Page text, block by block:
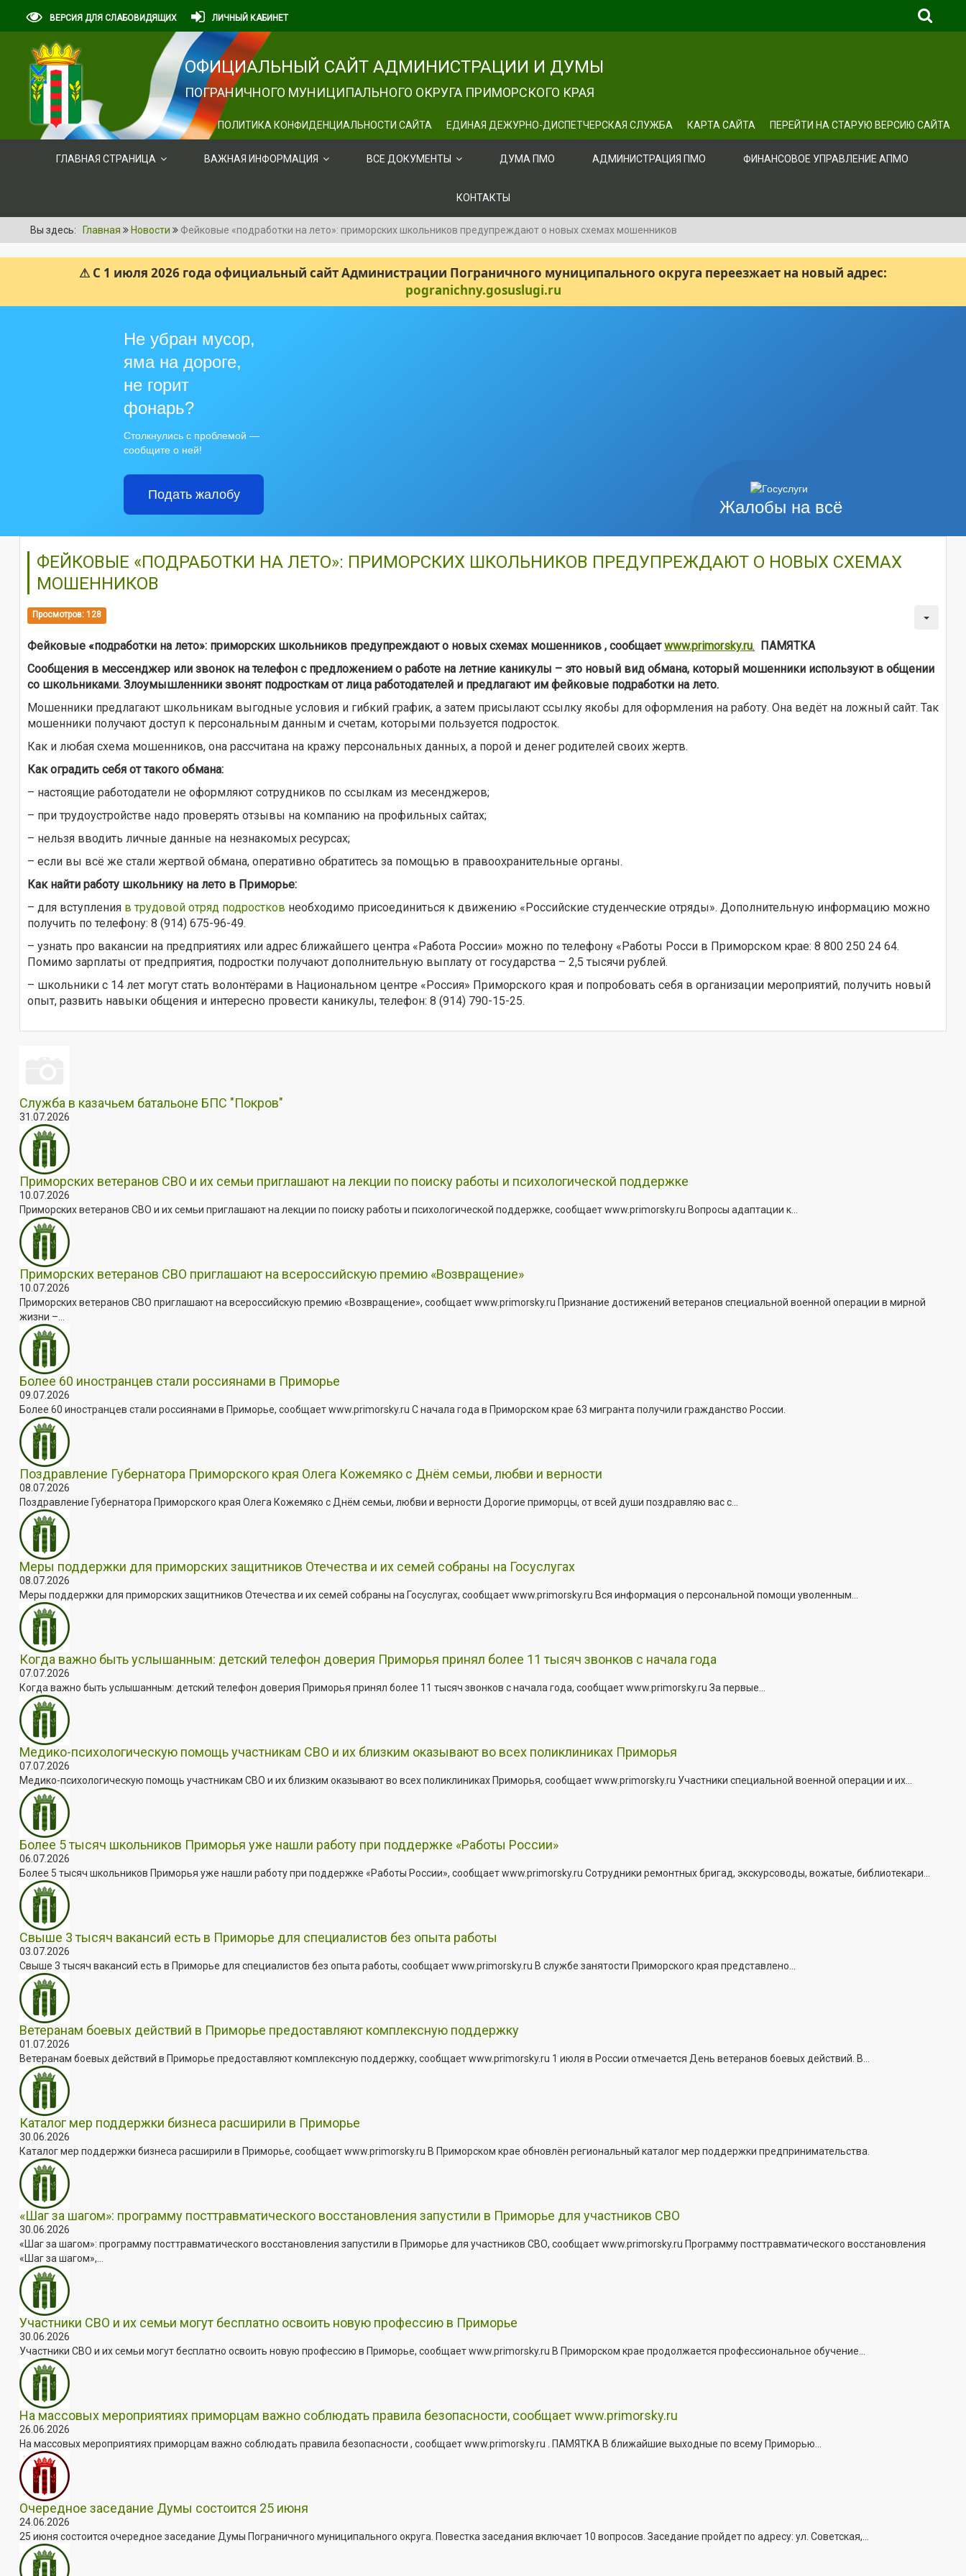
ВЕРСИЯ ДЛЯ СЛАБОВИДЯЩИХ ЛИЧНЫЙ КАБИНЕТ
ОФИЦИАЛЬНЫЙ САЙТ АДМИНИСТРАЦИИ И ДУМЫ
ПОГРАНИЧНОГО МУНИЦИПАЛЬНОГО ОКРУГА ПРИМОРСКОГО КРАЯ
ПОЛИТИКА КОНФИДЕНЦИАЛЬНОСТИ САЙТА ЕДИНАЯ ДЕЖУРНО-ДИСПЕТЧЕРСКАЯ СЛУЖБА КАРТА САЙТА ПЕРЕЙТИ НА СТАРУЮ ВЕРСИЮ САЙТА
ГЛАВНАЯ СТРАНИЦА ВАЖНАЯ ИНФОРМАЦИЯ ВСЕ ДОКУМЕНТЫ ДУМА ПМО АДМИНИСТРАЦИЯ ПМО ФИНАНСОВОЕ УПРАВЛЕНИЕ АПМО
КОНТАКТЫ
Вы здесь: Главная Новости Фейковые «подработки на лето»: приморских школьников предупреждают о новых схемах мошенников
⚠ С 1 июля 2026 года официальный сайт Администрации Пограничного муниципального округа переезжает на новый адрес:
pogranichny.gosuslugi.ru
Жалобы на всё
Не убран мусор,
яма на дороге,
не горит
фонарь?
Столкнулись с проблемой —
сообщите о ней!
Подать жалобу
ФЕЙКОВЫЕ «ПОДРАБОТКИ НА ЛЕТО»: ПРИМОРСКИХ ШКОЛЬНИКОВ ПРЕДУПРЕЖДАЮТ О НОВЫХ СХЕМАХ
МОШЕННИКОВ
Просмотров: 128
Фейковые «подработки на лето»: приморских школьников предупреждают о новых схемах мошенников , сообщаетwww.primorsky.ru. ПАМЯТКА
Сообщения в мессенджер или звонок на телефон с предложением о работе на летние каникулы – это новый вид обмана, который мошенники используют в общении
со школьниками. Злоумышленники звонят подросткам от лица работодателей и предлагают им фейковые подработки на лето.
Мошенники предлагают школьникам выгодные условия и гибкий график, а затем присылают ссылку якобы для оформления на работу. Она ведёт на ложный сайт. Так
мошенники получают доступ к персональным данным и счетам, которыми пользуется подросток.
Как и любая схема мошенников, она рассчитана на кражу персональных данных, а порой и денег родителей своих жертв.
Как оградить себя от такого обмана:
– настоящие работодатели не оформляют сотрудников по ссылкам из месенджеров;
– при трудоустройстве надо проверять отзывы на компанию на профильных сайтах;
– нельзя вводить личные данные на незнакомых ресурсах;
– если вы всё же стали жертвой обмана, оперативно обратитесь за помощью в правоохранительные органы.
Как найти работу школьнику на лето в Приморье:
– для вступления в трудовой отряд подростков необходимо присоединиться к движению «Российские студенческие отряды». Дополнительную информацию можно
получить по телефону: 8 (914) 675-96-49.
– узнать про вакансии на предприятиях или адрес ближайшего центра «Работа России» можно по телефону «Работы Росси в Приморском крае: 8 800 250 24 64.
Помимо зарплаты от предприятия, подростки получают дополнительную выплату от государства – 2,5 тысячи рублей.
– школьники с 14 лет могут стать волонтёрами в Национальном центре «Россия» Приморского края и попробовать себя в организации мероприятий, получить новый
опыт, развить навыки общения и интересно провести каникулы, телефон: 8 (914) 790-15-25.
Служба в казачьем батальоне БПС "Покров"
31.07.2026
Приморских ветеранов СВО и их семьи приглашают на лекции по поиску работы и психологической поддержке
10.07.2026
Приморских ветеранов СВО и их семьи приглашают на лекции по поиску работы и психологической поддержке, сообщает www.primorsky.ru Вопросы адаптации к...
Приморских ветеранов СВО приглашают на всероссийскую премию «Возвращение»
10.07.2026
Приморских ветеранов СВО приглашают на всероссийскую премию «Возвращение», сообщает www.primorsky.ru Признание достижений ветеранов специальной военной операции в мирной
жизни –...
Более 60 иностранцев стали россиянами в Приморье
09.07.2026
Более 60 иностранцев стали россиянами в Приморье, сообщает www.primorsky.ru С начала года в Приморском крае 63 мигранта получили гражданство России.
Поздравление Губернатора Приморского края Олега Кожемяко с Днём семьи, любви и верности
08.07.2026
Поздравление Губернатора Приморского края Олега Кожемяко с Днём семьи, любви и верности Дорогие приморцы, от всей души поздравляю вас с...
Меры поддержки для приморских защитников Отечества и их семей собраны на Госуслугах
08.07.2026
Меры поддержки для приморских защитников Отечества и их семей собраны на Госуслугах, сообщает www.primorsky.ru Вся информация о персональной помощи уволенным...
Когда важно быть услышанным: детский телефон доверия Приморья принял более 11 тысяч звонков с начала года
07.07.2026
Когда важно быть услышанным: детский телефон доверия Приморья принял более 11 тысяч звонков с начала года, сообщает www.primorsky.ru За первые...
Медико-психологическую помощь участникам СВО и их близким оказывают во всех поликлиниках Приморья
07.07.2026
Медико-психологическую помощь участникам СВО и их близким оказывают во всех поликлиниках Приморья, сообщает www.primorsky.ru Участники специальной военной операции и их...
Более 5 тысяч школьников Приморья уже нашли работу при поддержке «Работы России»
06.07.2026
Более 5 тысяч школьников Приморья уже нашли работу при поддержке «Работы России», сообщает www.primorsky.ru Сотрудники ремонтных бригад, экскурсоводы, вожатые, библиотекари...
Свыше 3 тысяч вакансий есть в Приморье для специалистов без опыта работы
03.07.2026
Свыше 3 тысяч вакансий есть в Приморье для специалистов без опыта работы, сообщает www.primorsky.ru В службе занятости Приморского края представлено...
Ветеранам боевых действий в Приморье предоставляют комплексную поддержку
01.07.2026
Ветеранам боевых действий в Приморье предоставляют комплексную поддержку, сообщает www.primorsky.ru 1 июля в России отмечается День ветеранов боевых действий. В...
Каталог мер поддержки бизнеса расширили в Приморье
30.06.2026
Каталог мер поддержки бизнеса расширили в Приморье, сообщает www.primorsky.ru В Приморском крае обновлён региональный каталог мер поддержки предпринимательства.
«Шаг за шагом»: программу посттравматического восстановления запустили в Приморье для участников СВО
30.06.2026
«Шаг за шагом»: программу посттравматического восстановления запустили в Приморье для участников СВО, сообщает www.primorsky.ru Программу посттравматического восстановления
«Шаг за шагом»,...
Участники СВО и их семьи могут бесплатно освоить новую профессию в Приморье
30.06.2026
Участники СВО и их семьи могут бесплатно освоить новую профессию в Приморье, сообщает www.primorsky.ru В Приморском крае продолжается профессиональное обучение...
На массовых мероприятиях приморцам важно соблюдать правила безопасности, сообщает www.primorsky.ru
26.06.2026
На массовых мероприятиях приморцам важно соблюдать правила безопасности , сообщает www.primorsky.ru . ПАМЯТКА В ближайшие выходные по всему Приморью...
Очередное заседание Думы состоится 25 июня
24.06.2026
25 июня состоится очередное заседание Думы Пограничного муниципального округа. Повестка заседания включает 10 вопросов. Заседание пройдет по адресу: ул. Советская,...